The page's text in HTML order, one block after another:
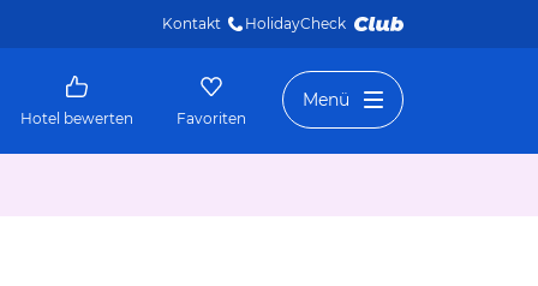
Kontakt HolidayCheck
Hotel bewerten Favoriten
Menü